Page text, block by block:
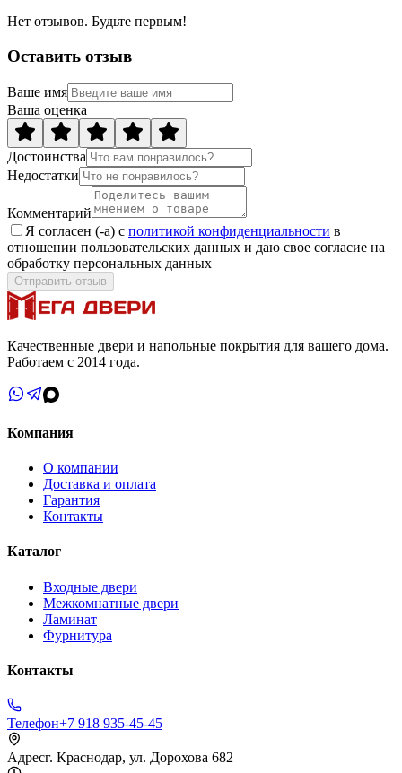
Нет отзывов. Будьте первым!
Оставить отзыв
Ваше имя
Ваша оценка
Достоинства
Недостатки
Комментарий
Я согласен (-а) с политикой конфиденциальности в
отношении пользовательских данных и даю свое согласие на
обработку персональных данных
Отправить отзыв
Качественные двери и напольные покрытия для вашего дома.
Работаем с 2014 года.
Компания
О компании
Доставка и оплата
Гарантия
Контакты
Каталог
Входные двери
Межкомнатные двери
Ламинат
Фурнитура
Контакты
Телефон+7 918 935-45-45
Адресг. Краснодар, ул. Дорохова 682